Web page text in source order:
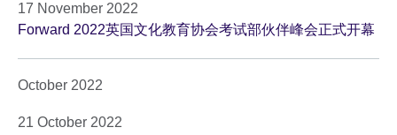
17 November 2022
Forward 2022英国文化教育协会考试部伙伴峰会正式开幕
October 2022
21 October 2022